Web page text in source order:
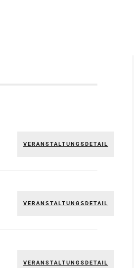
VERANSTALTUNGSDETAIL
VERANSTALTUNGSDETAIL
VERANSTALTUNGSDETAIL